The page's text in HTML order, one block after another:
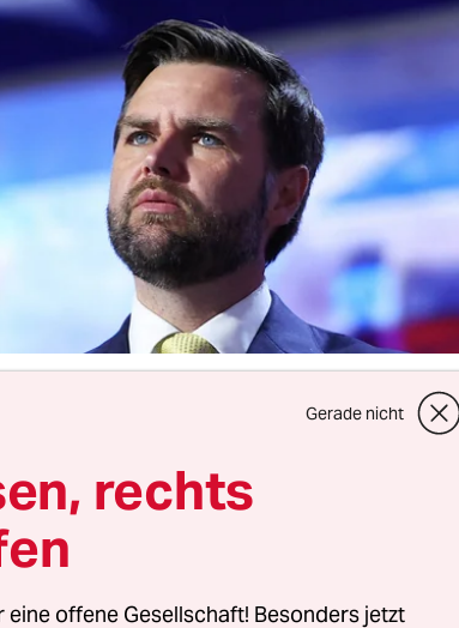
Aktien in
rechten
Internet­firmen
Rumble.
Gerade nicht
rechts
offene Gesellschaft! Besonders jetzt